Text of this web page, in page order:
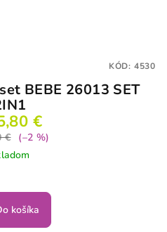
BEBE 26013 SET
€
€
(–2 %)
košíka
KÓD: 4530